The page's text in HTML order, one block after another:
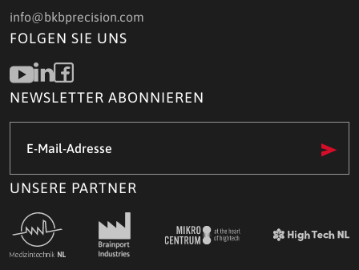
info@bkbprecision.com
FOLGEN SIE UNS
NEWSLETTER ABONNIEREN
Mail-
(Required)
UNSERE PARTNER